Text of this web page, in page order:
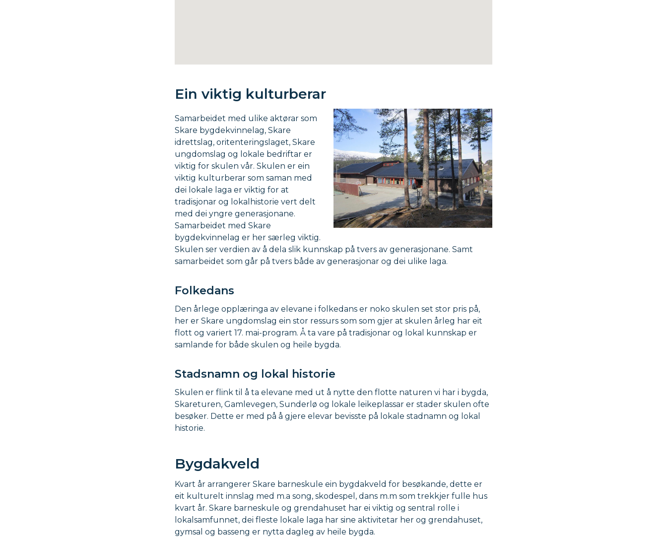
Ein viktig kulturberar
Samarbeidet med ulike aktørar som
Skare bygdekvinnelag, Skare
idrettslag, oritenteringslaget, Skare
ungdomslag og lokale bedriftar er
viktig for skulen vår. Skulen er ein
viktig kulturberar som saman med
dei lokale laga er viktig for at
tradisjonar og lokalhistorie vert delt
med dei yngre generasjonane.
Samarbeidet med Skare
bygdekvinnelag er her særleg viktig.
Skulen ser verdien av å dela slik kunnskap på tvers av generasjonane. Samt
samarbeidet som går på tvers både av generasjonar og dei ulike laga.
Folkedans
Den årlege opplæringa av elevane i folkedans er noko skulen set stor pris på,
her er Skare ungdomslag ein stor ressurs som som gjer at skulen årleg har eit
flott og variert 17. mai-program. Å ta vare på tradisjonar og lokal kunnskap er
samlande for både skulen og heile bygda.
Stadsnamn og lokal historie
Skulen er flink til å ta elevane med ut å nytte den flotte naturen vi har i bygda,
Skareturen, Gamlevegen, Sunderlø og lokale leikeplassar er stader skulen ofte
besøker. Dette er med på å gjere elevar bevisste på lokale stadnamn og lokal
historie.
Bygdakveld
Kvart år arrangerer Skare barneskule ein bygdakveld for besøkande, dette er
eit kulturelt innslag med m.a song, skodespel, dans m.m som trekkjer fulle hus
kvart år. Skare barneskule og grendahuset har ei viktig og sentral rolle i
lokalsamfunnet, dei fleste lokale laga har sine aktivitetar her og grendahuset,
gymsal og basseng er nytta dagleg av heile bygda.